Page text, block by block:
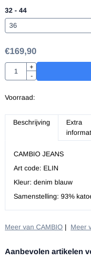
32 - 44
€169,90
Aantal
+
-
Voorraad:
Beschrijving
Extra
CAMBIO JEANS
Art code: ELIN
Kleur: denim blauw
Samenstelling: 93%
Meer van CAMBIO | Meer
Aanbevolen artikelen